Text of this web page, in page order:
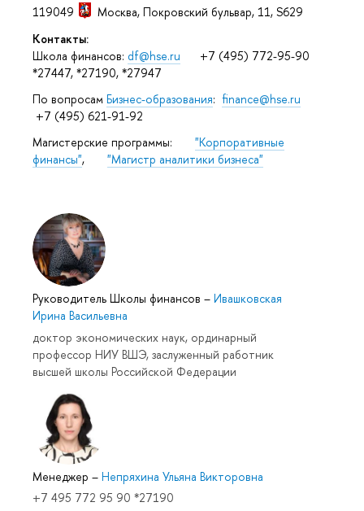
119049
Москва, Покровский бульвар, 11, S629
Контакты:
Школа финансов: df@hse.ru +7 (495) 772-95-90
*27447, *27190, *27947
По вопросам Бизнес-образования: finance@hse.ru
+7 (495) 621-91-92
Магистерские программы: "Корпоративные
финансы", "Магистр аналитики бизнеса"
Руководитель Школы финансов – Ивашковская
Ирина Васильевна
доктор экономических наук, ординарный
профессор НИУ ВШЭ, заслуженный работник
высшей школы Российской Федерации
Менеджер – Непряхина Ульяна Викторовна
+7 495 772 95 90 *27190